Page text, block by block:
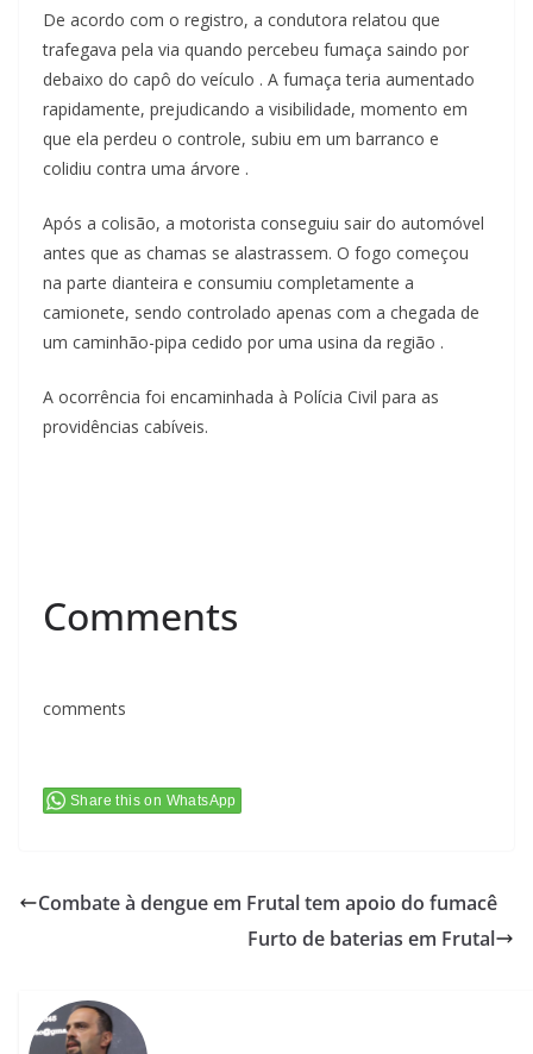
De acordo com o registro, a condutora relatou que
trafegava pela via quando percebeu fumaça saindo por
debaixo do capô do veículo . A fumaça teria aumentado
rapidamente, prejudicando a visibilidade, momento em
que ela perdeu o controle, subiu em um barranco e
colidiu contra uma árvore .
Após a colisão, a motorista conseguiu sair do automóvel
antes que as chamas se alastrassem. O fogo começou
na parte dianteira e consumiu completamente a
camionete, sendo controlado apenas com a chegada de
um caminhão-pipa cedido por uma usina da região .
A ocorrência foi encaminhada à Polícia Civil para as
providências cabíveis.
Comments
comments
Share this on WhatsApp
Combate à dengue em Frutal tem apoio do fumacê
Furto de baterias em Frutal